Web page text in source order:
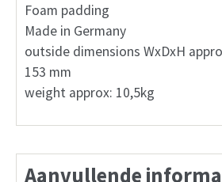
Foam padding
Made in Germany
outside dimensions WxDxH
153 mm
weight approx: 10,5kg
Aanvullende